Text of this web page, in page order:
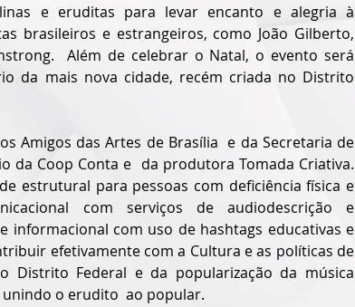
e eruditas para levar encanto e alegria à
brasileiros e estrangeiros, como João Gilberto,
Além de celebrar o Natal, o evento será
da mais nova cidade, recém criada no Distrito
Amigos das Artes de Brasília  e da Secretaria de
da Coop Conta e  da produtora Tomada Criativa.
estrutural para pessoas com deficiência física e
com serviços de audiodescrição e
informacional com uso de hashtags educativas e
efetivamente com a Cultura e as políticas de
Distrito Federal e da popularização da música
o erudito  ao popular.